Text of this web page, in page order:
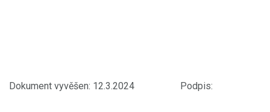
Dokument vyvěšen: 12.3.2024 Podpis: